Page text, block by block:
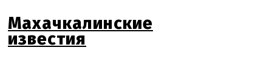
Махачкалинские
известия